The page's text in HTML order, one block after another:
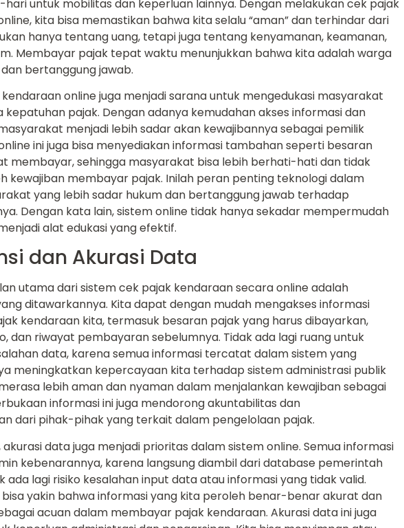
hari untuk mobilitas dan keperluan lainnya. Dengan melakukan cek pajak
kita bisa memastikan bahwa kita selalu “aman” dan terhindar dari
hanya tentang uang, tetapi juga tentang kenyamanan, keamanan,
Membayar pajak tepat waktu menunjukkan bahwa kita adalah warga
bertanggung jawab.
kendaraan online juga menjadi sarana untuk mengedukasi masyarakat
pajak. Dengan adanya kemudahan akses informasi dan
menjadi lebih sadar akan kewajibannya sebagai pemilik
ini juga bisa menyediakan informasi tambahan seperti besaran
membayar, sehingga masyarakat bisa lebih berhati-hati dan tidak
kewajiban membayar pajak. Inilah peran penting teknologi dalam
yang lebih sadar hukum dan bertanggung jawab terhadap
Dengan kata lain, sistem online tidak hanya sekadar mempermudah
alat edukasi yang efektif.
dan Akurasi Data
utama dari sistem cek pajak kendaraan secara online adalah
ditawarkannya. Kita dapat dengan mudah mengakses informasi
kendaraan kita, termasuk besaran pajak yang harus dibayarkan,
dan riwayat pembayaran sebelumnya. Tidak ada lagi ruang untuk
data, karena semua informasi tercatat dalam sistem yang
meningkatkan kepercayaan kita terhadap sistem administrasi publik
lebih aman dan nyaman dalam menjalankan kewajiban sebagai
informasi ini juga mendorong akuntabilitas dan
dari pihak-pihak yang terkait dalam pengelolaan pajak.
data juga menjadi prioritas dalam sistem online. Semua informasi
kebenarannya, karena langsung diambil dari database pemerintah
ada lagi risiko kesalahan input data atau informasi yang tidak valid.
yakin bahwa informasi yang kita peroleh benar-benar akurat dan
acuan dalam membayar pajak kendaraan. Akurasi data ini juga